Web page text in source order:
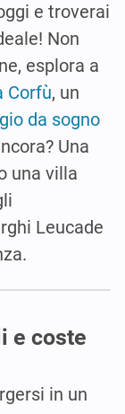
e troverai
Non
esplora a
Corfù, un
da sogno
Una
una villa
Leucade
e coste
in un